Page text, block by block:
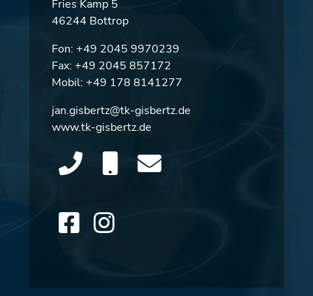
Fries Kamp 5
46244 Bottrop
Fon: +49 2045 9970239
Fax: +49 2045 857172
Mobil: +49 178 8141277
jan.gisbertz@tk-gisbertz.de
www.tk-gisbertz.de